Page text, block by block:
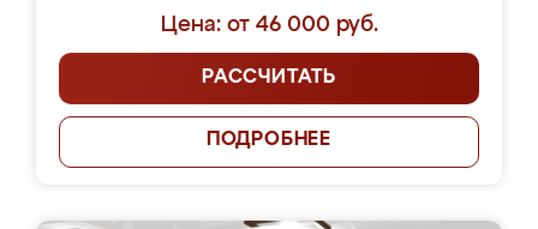
Цена: от 46 000 руб.
РАССЧИТАТЬ
ПОДРОБНЕЕ